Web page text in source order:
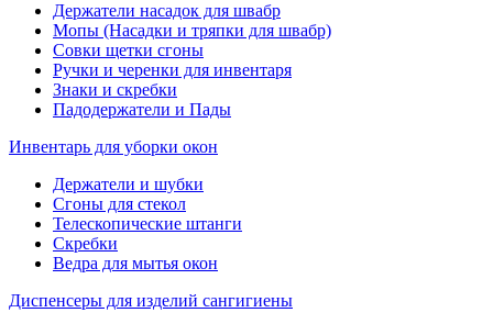
Держатели насадок для швабр
Мопы (Насадки и тряпки для швабр)
Совки щетки сгоны
Ручки и черенки для инвентаря
Знаки и скребки
Падодержатели и Пады
Инвентарь для уборки окон
Держатели и шубки
Сгоны для стекол
Телескопические штанги
Скребки
Ведра для мытья окон
Диспенсеры для изделий сангигиены